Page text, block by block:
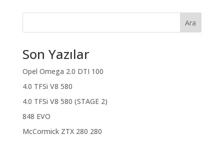
Ara
Son Yazılar
Opel Omega 2.0 DTI 100
4.0 TFSi V8 580
4.0 TFSi V8 580 (STAGE 2)
848 EVO
McCormick ZTX 280 280